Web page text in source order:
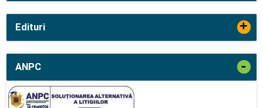
Edituri +
ANPC -